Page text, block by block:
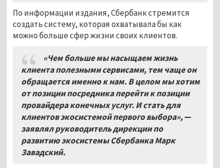
По информации издания, Сбербанк стремится
создать систему, которая охватывала бы как
можно больше сфер жизни своих клиентов.
«Чем больше мы насыщаем жизнь
клиента полезными сервисами, тем чаще он
обращается именно к нам. В целом мы хотим
от позиции посредника перейти к позиции
провайдера конечных услуг. И стать для
клиентов экосистемой первого выбора»,—
заявлял руководитель дирекции по
развитию экосистемы Сбербанка Марк
Завадский.